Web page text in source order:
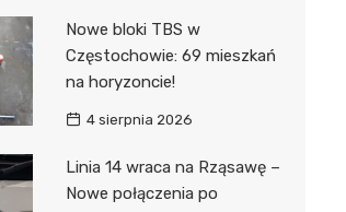
Nowe bloki TBS w
Częstochowie: 69 mieszkań
na horyzoncie!
4 sierpnia 2026
Linia 14 wraca na Rząsawę –
Nowe połączenia po